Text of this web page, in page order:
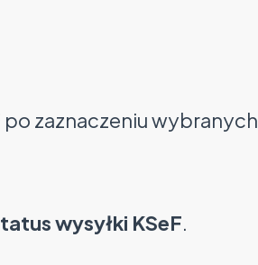
po zaznaczeniu wybranych
wysyłki KSeF.